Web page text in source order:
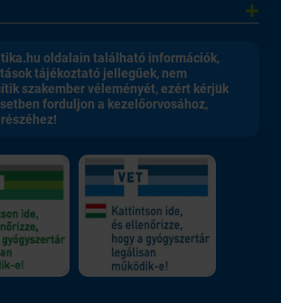
oldalain található információk,
tájékoztató jellegűek, nem
szakember véleményét, ezért kérjük
forduljon a kezelőorvosához,